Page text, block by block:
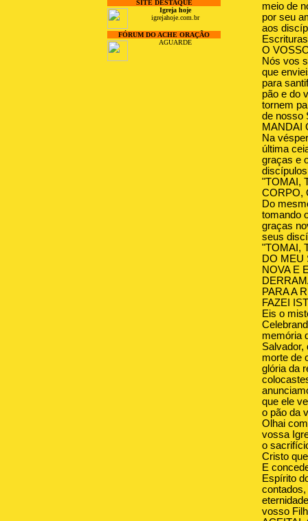
SITE DESTAQUE
Igreja hoje
igrejahoje.com.br
FÓRUM DO ACHE ORAÇÃO
AGUARDE
meio de
por seu
aos
O
Nós vos
que
para
pão e do
tornem
de nosso
MANDAI
Na
última
graças e
"TOMAI,
CORPO,
Do
tomando
graças
seus
"TOMAI,
DO MEU
NOVA E
PARA A
FAZEI
Eis o
memória
Salvador,
morte de
glória da
que ele
o pão da
Olhai
vossa
o
Cristo
E
Espírito
contados,
vosso